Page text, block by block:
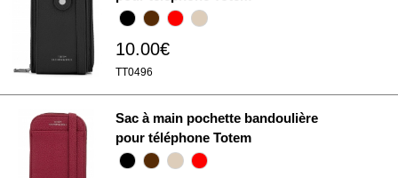
10.00€
TT0496
Sac à main pochette bandoulière
pour téléphone Totem